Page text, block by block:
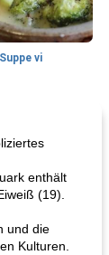
vi
enthält
(19).
und die
Kulturen.